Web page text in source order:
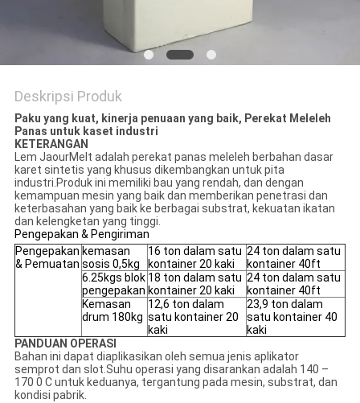
Deskripsi Produk
Paku yang kuat, kinerja penuaan yang baik, Perekat Meleleh
Panas untuk kaset industri
KETERANGAN
Lem JaourMelt adalah perekat panas meleleh berbahan dasar
karet sintetis yang khusus dikembangkan untuk pita
industri.Produk ini memiliki bau yang rendah, dan dengan
kemampuan mesin yang baik dan memberikan penetrasi dan
keterbasahan yang baik ke berbagai substrat, kekuatan ikatan
dan kelengketan yang tinggi.
Pengepakan & Pengiriman
Pengepakan
& Pemuatan
kemasan
sosis 0,5kg
16 ton dalam satu
kontainer 20 kaki
24 ton dalam satu
kontainer 40ft
6.25kgs blok
pengepakan
18 ton dalam satu
kontainer 20 kaki
24 ton dalam satu
kontainer 40ft
Kemasan
drum 180kg
12,6 ton dalam
satu kontainer 20
kaki
23,9 ton dalam
satu kontainer 40
kaki
PANDUAN OPERASI
Bahan ini dapat diaplikasikan oleh semua jenis aplikator
semprot dan slot.Suhu operasi yang disarankan adalah 140 –
170 0 C untuk keduanya, tergantung pada mesin, substrat, dan
kondisi pabrik.